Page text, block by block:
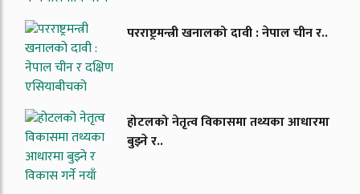
परराष्ट्रमन्त्री खनालको दावी : नेपाल चीन र..
होटलको नेतृत्व विकासमा तथ्यका आधारमा
बुझ्ने र..